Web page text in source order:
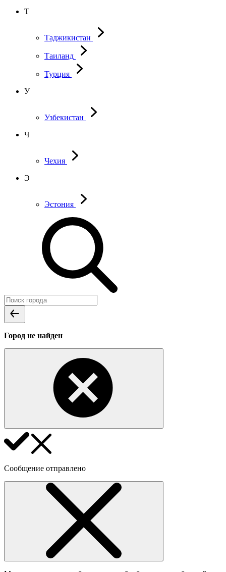
Т
Таджикистан
Таиланд
Турция
У
Узбекистан
Ч
Чехия
Э
Эстония
Город не найден
Сообщение отправлено